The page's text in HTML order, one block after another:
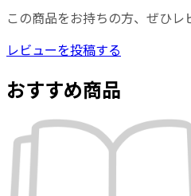
この商品をお持ちの方、ぜひレ
レビューを投稿する
おすすめ商品